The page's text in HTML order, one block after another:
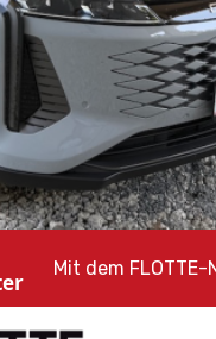
– Die
Ausfahrt
Denn da ist der
Welt gekommen.
Mit dem